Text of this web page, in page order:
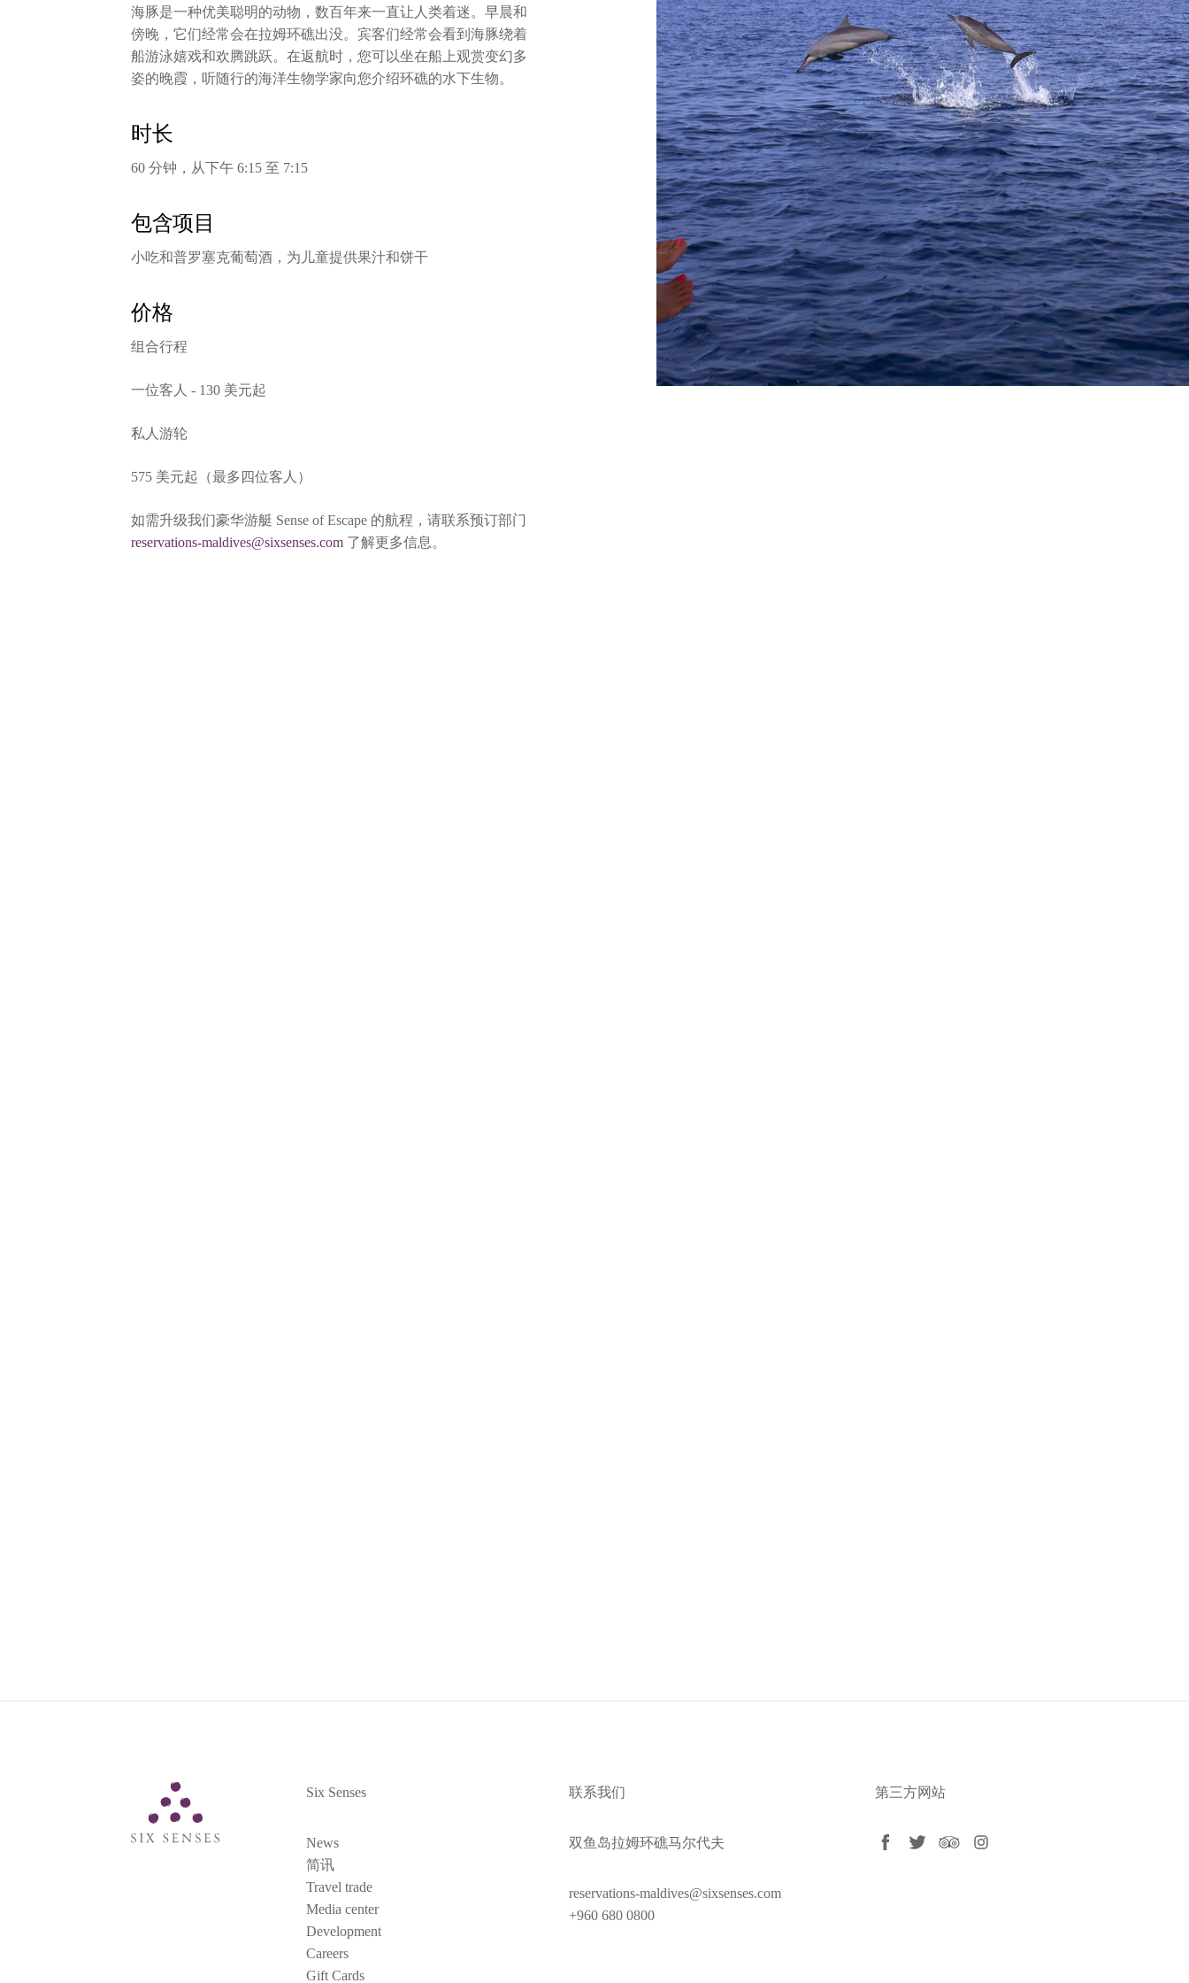
海豚是一种优美聪明的动物，数百年来一直让人类着迷。早晨和
傍晚，它们经常会在拉姆环礁出没。宾客们经常会看到海豚绕着
船游泳嬉戏和欢腾跳跃。在返航时，您可以坐在船上观赏变幻多
姿的晚霞，听随行的海洋生物学家向您介绍环礁的水下生物。
时长
60 分钟，从下午 6:15 至 7:15
包含项目
小吃和普罗塞克葡萄酒，为儿童提供果汁和饼干
价格
组合行程
一位客人 - 130 美元起
私人游轮
575 美元起（最多四位客人）
如需升级我们豪华游艇 Sense of Escape 的航程，请联系预订部门
reservations-maldives@sixsenses.com 了解更多信息。
Six Senses
News
简讯
Travel trade
Media center
Development
Careers
Gift Cards
联系我们
双鱼岛拉姆环礁马尔代夫
reservations-maldives@sixsenses.com
+960 680 0800
第三方网站
facebooktwittertripadvisor